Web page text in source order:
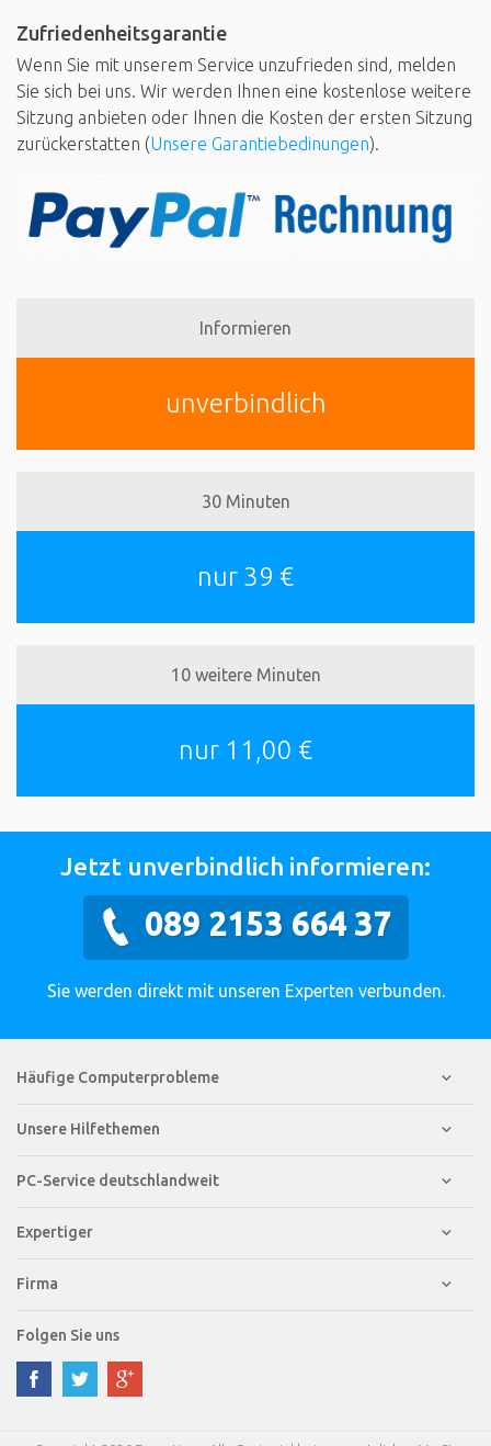
Zufriedenheitsgarantie
Wenn Sie mit unserem Service unzufrieden sind, melden
Sie sich bei uns. Wir werden Ihnen eine kostenlose weitere
Sitzung anbieten oder Ihnen die Kosten der ersten Sitzung
zurückerstatten (Unsere Garantiebedinungen).
Informieren
unverbindlich
30 Minuten
nur 39 €
10 weitere Minuten
nur 11,00 €
Jetzt unverbindlich informieren:
089 2153 664 37
Sie werden direkt mit unseren Experten verbunden.
Häufige Computerprobleme
Unsere Hilfethemen
PC-Service deutschlandweit
Expertiger
Firma
Folgen Sie uns